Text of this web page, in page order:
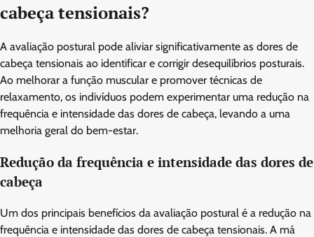
cabeça tensionais?
A avaliação postural pode aliviar significativamente as dores de
cabeça tensionais ao identificar e corrigir desequilíbrios posturais.
Ao melhorar a função muscular e promover técnicas de
relaxamento, os indivíduos podem experimentar uma redução na
frequência e intensidade das dores de cabeça, levando a uma
melhoria geral do bem-estar.
Redução da frequência e intensidade das dores de
cabeça
Um dos principais benefícios da avaliação postural é a redução na
frequência e intensidade das dores de cabeça tensionais. A má